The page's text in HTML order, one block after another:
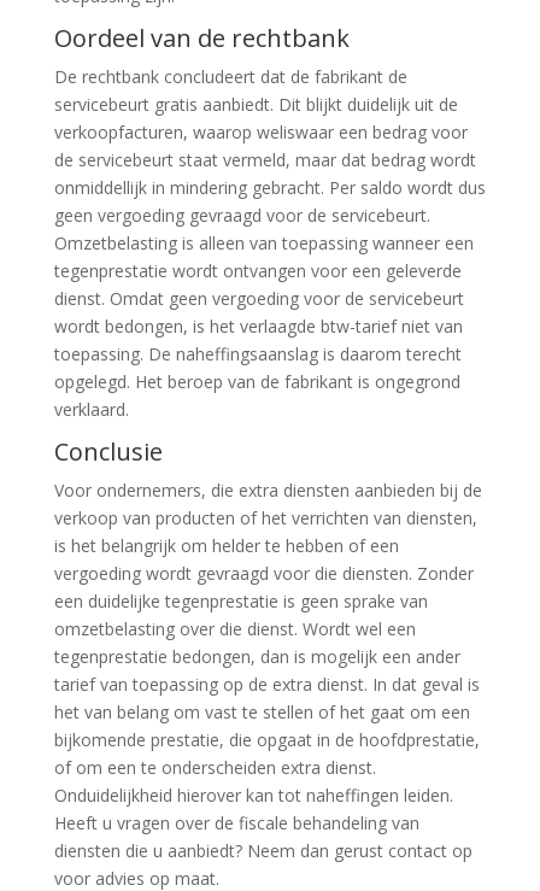
Oordeel van de rechtbank
De rechtbank concludeert dat de fabrikant de
servicebeurt gratis aanbiedt. Dit blijkt duidelijk uit de
verkoopfacturen, waarop weliswaar een bedrag voor
de servicebeurt staat vermeld, maar dat bedrag wordt
onmiddellijk in mindering gebracht. Per saldo wordt dus
geen vergoeding gevraagd voor de servicebeurt.
Omzetbelasting is alleen van toepassing wanneer een
tegenprestatie wordt ontvangen voor een geleverde
dienst. Omdat geen vergoeding voor de servicebeurt
wordt bedongen, is het verlaagde btw-tarief niet van
toepassing. De naheffingsaanslag is daarom terecht
opgelegd. Het beroep van de fabrikant is ongegrond
verklaard.
Conclusie
Voor ondernemers, die extra diensten aanbieden bij de
verkoop van producten of het verrichten van diensten,
is het belangrijk om helder te hebben of een
vergoeding wordt gevraagd voor die diensten. Zonder
een duidelijke tegenprestatie is geen sprake van
omzetbelasting over die dienst. Wordt wel een
tegenprestatie bedongen, dan is mogelijk een ander
tarief van toepassing op de extra dienst. In dat geval is
het van belang om vast te stellen of het gaat om een
bijkomende prestatie, die opgaat in de hoofdprestatie,
of om een te onderscheiden extra dienst.
Onduidelijkheid hierover kan tot naheffingen leiden.
Heeft u vragen over de fiscale behandeling van
diensten die u aanbiedt? Neem dan gerust contact op
voor advies op maat.